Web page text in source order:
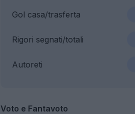
Gol casa/trasferta
Rigori segnati/totali
Autoreti
Voto e Fantavoto